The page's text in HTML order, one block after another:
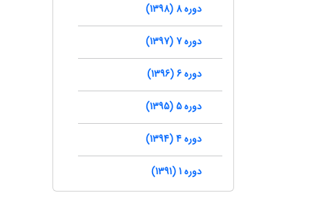
دوره 8 (1398)
دوره 7 (1397)
دوره 6 (1396)
دوره 5 (1395)
دوره 4 (1394)
دوره 1 (1391)